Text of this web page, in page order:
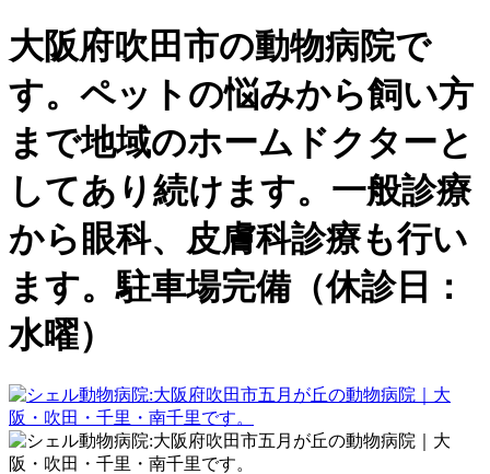
大阪府吹田市の動物病院で
す。ペットの悩みから飼い方
まで地域のホームドクターと
してあり続けます。一般診療
から眼科、皮膚科診療も行い
ます。駐車場完備（休診日：
水曜）